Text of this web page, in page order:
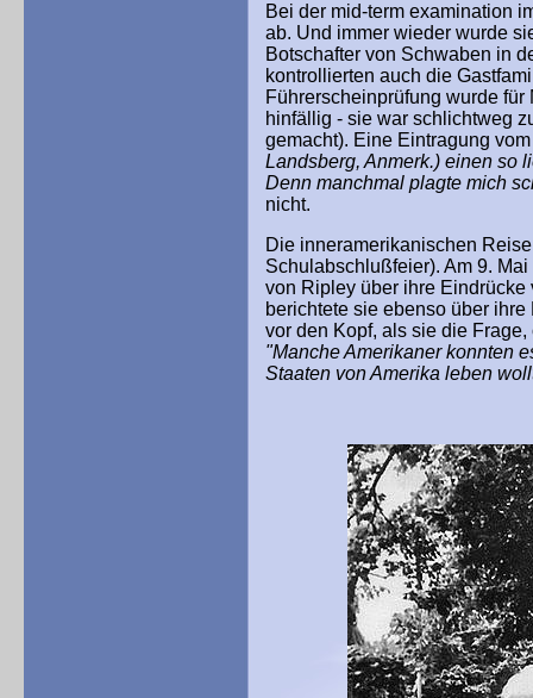
Bei der mid-term examination
ab. Und immer wieder wurde
Botschafter von Schwaben in
kontrollierten auch die
Führerscheinprüfung wurde
hinfällig - sie war schlichtweg
gemacht). Eine Eintragung
Landsberg, Anmerk.) einen so
Denn manchmal plagte mich
nicht.
Die inneramerikanischen
Schulabschlußfeier). Am 9.
von Ripley über ihre Eindrücke
berichtete sie ebenso über
vor den Kopf, als sie die
"Manche Amerikaner konnten
Staaten von Amerika leben